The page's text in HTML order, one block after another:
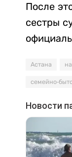
После
сестры
Астана
семейно-